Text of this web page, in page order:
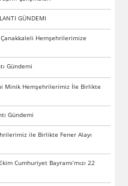
GÜNDEMI
Hemşehrilerimize
Gündemi
Minik Hemşehrilerimiz İle Birlikte
Gündemi
ile Birlikte Fener Alayı
Cumhuriyet Bayramı’mızı 22